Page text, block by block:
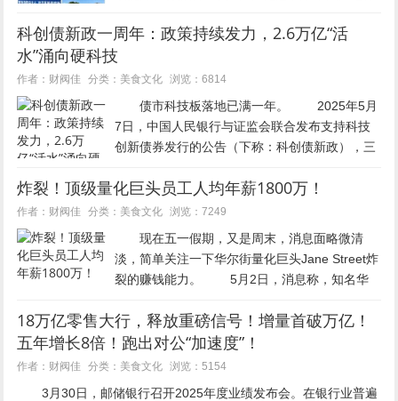
险志愿服务小分队深入省内各乡镇行政村，创新
开展“我为村民刷墙”普...
科创债新政一周年：政策持续发力，2.6万亿“活
水”涌向硬科技
作者：财阀佳 分类： 美食文化 浏览：6814
债市科技板落地已满一年。 2025年5月
7日，中国人民银行与证监会联合发布支持科技
创新债券发行的公告（下称：科创债新政），三
步拓宽发行主体和募集资金使用范围，并完善配
套支持机制，债市科技板...
炸裂！顶级量化巨头员工人均年薪1800万！
作者：财阀佳 分类： 美食文化 浏览：7249
现在五一假期，又是周末，消息面略微清
淡，简单关注一下华尔街量化巨头Jane Street炸
裂的赚钱能力。 5月2日，消息称，知名华
本）去年发放了93.8亿美元薪酬，是2024...
18万亿零售大行，释放重磅信号！增量首破万亿！
五年增长8倍！跑出对公“加速度”！
作者：财阀佳 分类： 美食文化 浏览：5154
3月30日，邮储银行召开2025年度业绩发布会。在银行业普遍